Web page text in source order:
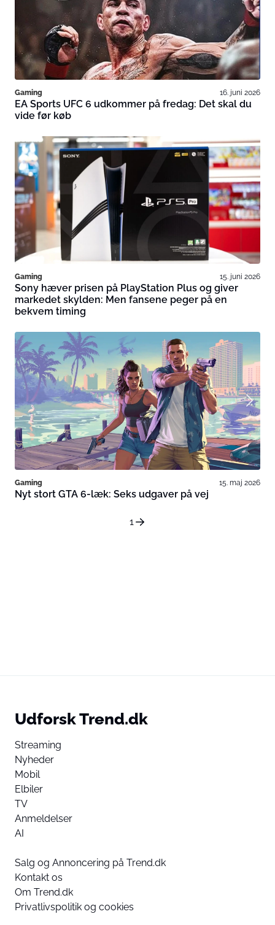
Gaming 16. juni 2026
EA Sports UFC 6 udkommer på fredag: Det skal du
vide før køb
Gaming 15. juni 2026
Sony hæver prisen på PlayStation Plus og giver
markedet skylden: Men fansene peger på en
bekvem timing
Gaming 15. maj 2026
Nyt stort GTA 6-læk: Seks udgaver på vej
1
Udforsk Trend.dk
Streaming
Nyheder
Mobil
Elbiler
TV
Anmeldelser
AI
Salg og Annoncering på Trend.dk
Kontakt os
Om Trend.dk
Privatlivspolitik og cookies